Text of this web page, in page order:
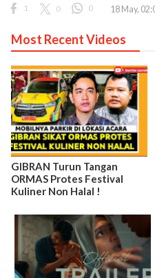
1 0 0 18 May,
Most Recent Videos
GIBRAN Turun Tangan
ORMAS Protes Festival
Kuliner Non Halal !